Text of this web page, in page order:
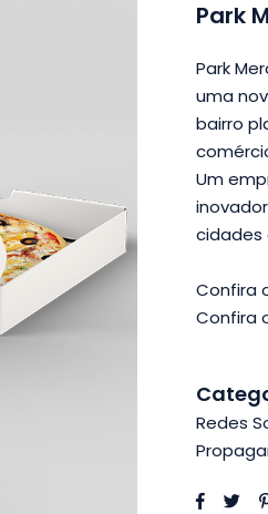
Park
Park
uma
bairro
Um
cidades
Confira
Confira
Redes